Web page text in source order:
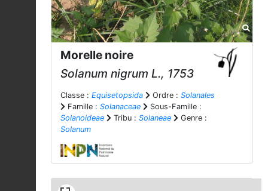
Morelle noire
Solanum nigrum L., 1753
Classe : Equisetopsida Ordre : Solanales
Famille : Solanaceae
Sous-Famille :
Solanoideae
Tribu : Solaneae
Genre :
Solanum